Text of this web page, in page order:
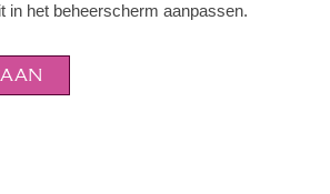
in het beheerscherm aanpassen.